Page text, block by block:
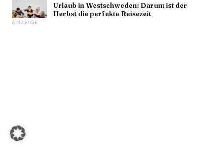
Urlaub in Westschweden: Darum ist der
Herbst die perfekte Reisezeit
ANZEIGE